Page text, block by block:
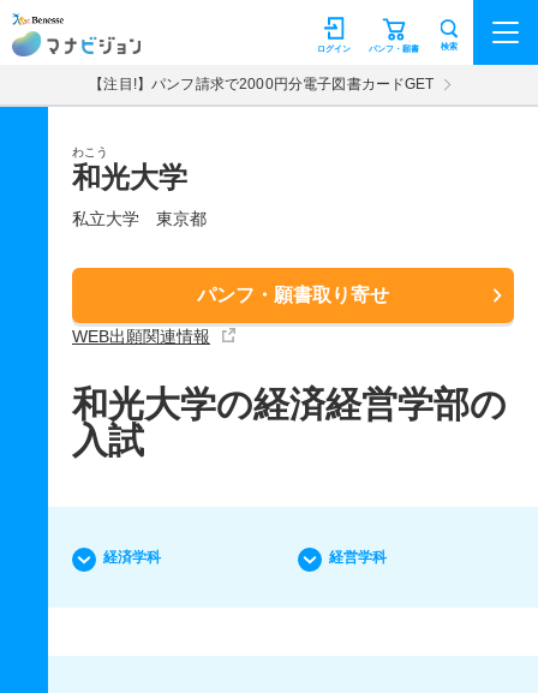
マナビジョン パンフ・願書
ログイン 検索
【注目!】パンフ請求で2000円分電子図書カードGET
わこう
和光大学
私立大学 東京都
パンフ・願書取り寄せ
WEB出願関連情報
和光大学の経済経営学部の
入試
経済学科 経営学科